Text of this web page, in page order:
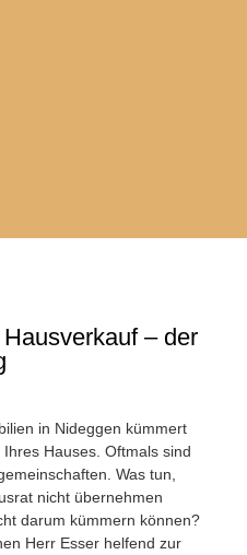
– der
in Nideggen kümmert
Hauses. Oftmals sind
Was tun,
nicht übernehmen
darum kümmern können?
Herr Esser helfend zur